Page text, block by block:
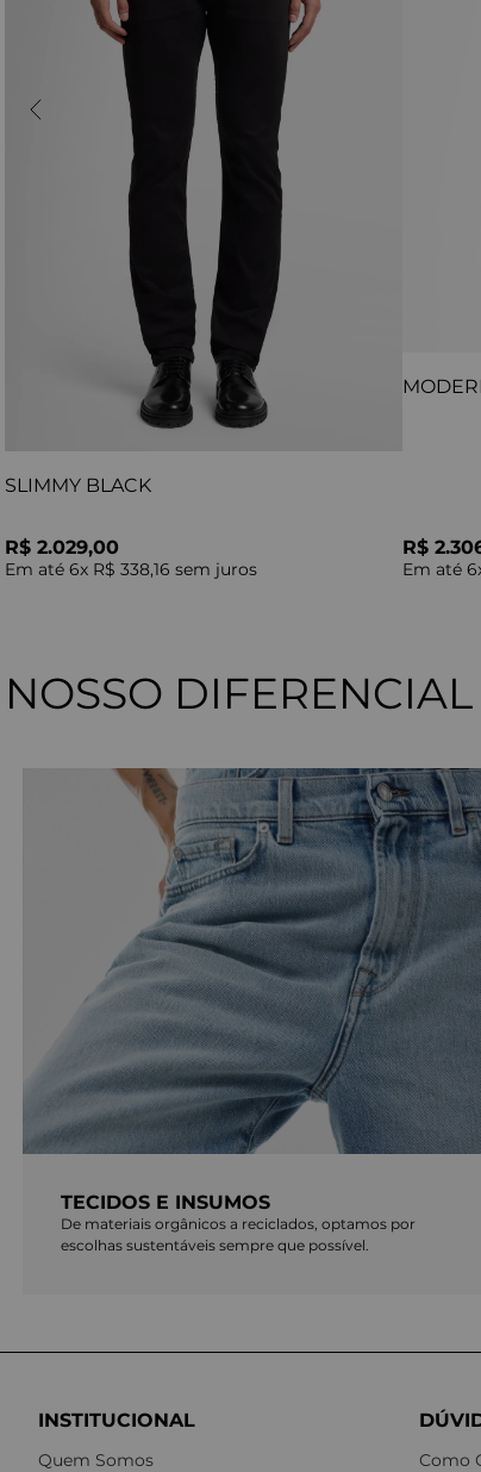
SLIMMY BLACK
R$ 2.029,00
Em até 6x R$ 338,16 sem juros
R$
Em até 6
NOSSO DIFERENCIAL
TECIDOS E INSUMOS
De materiais orgânicos a reciclados, optamos por
escolhas sustentáveis sempre que possível.
INSTITUCIONAL
Quem Somos
Como